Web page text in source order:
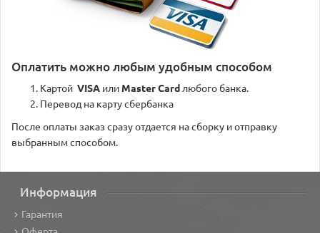
Оплатить можно любым удобным способом
Картой VISA или Master Card любого банка.
Перевод на карту сбербанка
После оплаты заказ сразу отдается на сборку и отправку
выбранным способом.
Информация
Гарантия